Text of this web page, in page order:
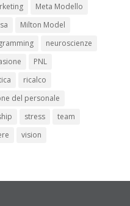
Meta Modello
Milton Model
neuroscienze
PNL
ricalco
del personale
stress
team
vision